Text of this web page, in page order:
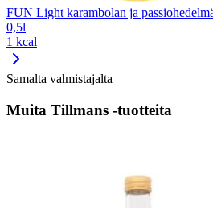
FUN Light karambolan ja
0,5l
1 kcal
Samalta valmistajalta
Muita Tillmans -tuotteita